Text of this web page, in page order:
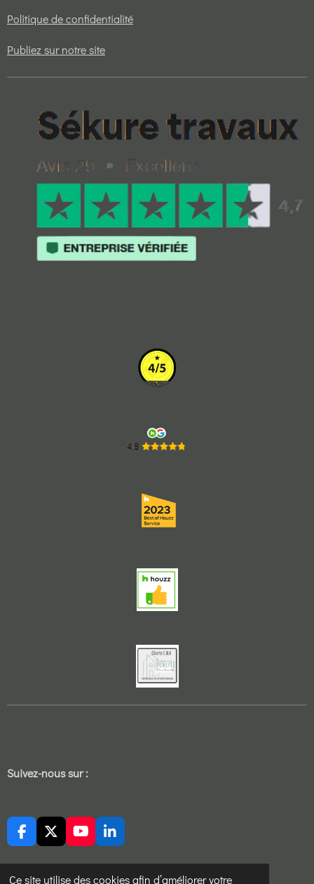
Ce site utilise des cookies afin d’améliorer votre
Politique de confidentialité
Publiez sur notre site
Suivez-nous sur :
F
a
c
e
X
Y
o
u
T
L
i
n
k